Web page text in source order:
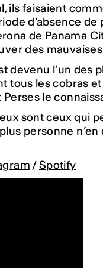
ils faisaient
d’absence
de Panama
des
devenu l’un
tous les cobras
le
sont ceux qui
personne
/Spotify